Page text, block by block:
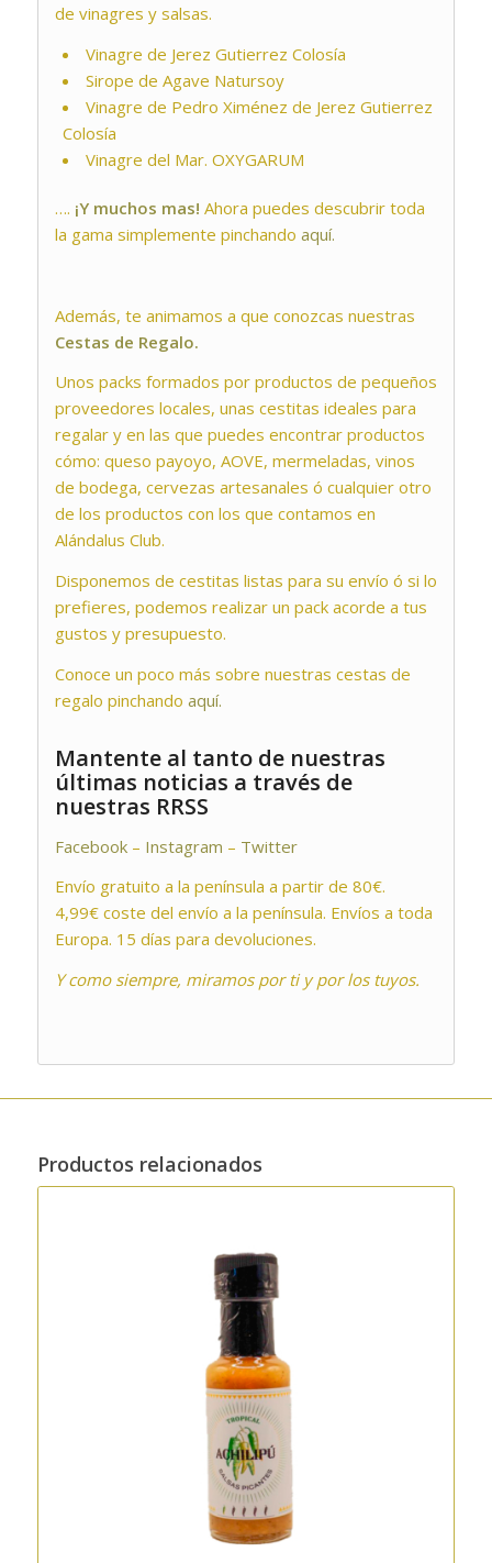
de vinagres y salsas.
Vinagre de Jerez Gutierrez Colosía
Sirope de Agave Natursoy
Vinagre de Pedro Ximénez de Jerez Gutierrez
Colosía
Vinagre del Mar. OXYGARUM
…. ¡Y muchos mas! Ahora puedes descubrir toda
la gama simplemente pinchando aquí.
Además, te animamos a que conozcas nuestras
Cestas de Regalo.
Unos packs formados por productos de pequeños
proveedores locales, unas cestitas ideales para
regalar y en las que puedes encontrar productos
cómo: queso payoyo, AOVE, mermeladas, vinos
de bodega, cervezas artesanales ó cualquier otro
de los productos con los que contamos en
Alándalus Club.
Disponemos de cestitas listas para su envío ó si lo
prefieres, podemos realizar un pack acorde a tus
gustos y presupuesto.
Conoce un poco más sobre nuestras cestas de
regalo pinchando aquí.
Mantente al tanto de nuestras
últimas noticias a través de
nuestras RRSS
Facebook– Instagram – Twitter
Envío gratuito a la península a partir de 80€.
4,99€ coste del envío a la península. Envíos a toda
Europa. 15 días para devoluciones.
Y como siempre, miramos por ti y por los tuyos.
Productos relacionados